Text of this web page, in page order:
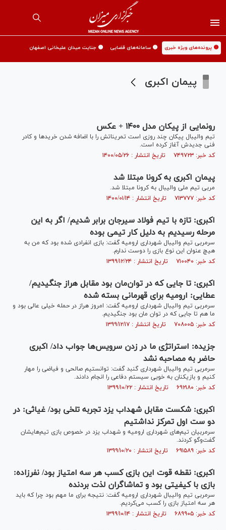
🟡 پرونده‌های ویژه خبری 🟡 سامانه‌های قضایی 🟡 جنایت میدان علیخانی اصفهان
پیمان اکبری
رونمایی از پیکان مدل ۱۴۰۰ + عکس
تیم والیبال پیکان چند روزی است تمریناتش را با اضافه شدن خرید‌ها و کادر
فنی جدیدش آغاز کرده است.
کد خبر: ۷۴۹۷۲۳ تاریخ انتشار : ۱۴۰۰/۰۵/۲۶
پیمان اکبری به کرونا مبتلا شد
مربی تیم ملی والیبال به کرونا مبتلا شد.
کد خبر: ۷۱۳۷۷۷ تاریخ انتشار : ۱۴۰۰/۰۱/۱۴
اکبری: تازه با تیم فولاد سیرجان برابر شدیم/ اگر به این
مرحله رسیدیم به دلیل کار تیمی بوده
سرمربی تیم والیبال شهرداری ارومیه گفت: بازی انفرادی شده بود که من به
هیچ عنوان این نوع بازی را دوست ندارم.
کد خبر: ۷۱۰۰۴۰ تاریخ انتشار : ۱۳۹۹/۱۲/۲۴
اکبری: تا جایی که در توان‌مان بود مقابل هراز جنگیدیم/
عطایی: ارومیه برای قهرمانی بسته شده
سرمربی تیم والیبال شهرداری ارومیه گفت: امروز هراز در حمله خیلی عالی بود و
ما هم تا جایی که در توان مان بود جنگیدیم.
کد خبر: ۷۰۸۰۰۵ تاریخ انتشار : ۱۳۹۹/۱۲/۱۷
جزیده: استراتژی ما در زدن سرویس‌ها جواب داد/ اکبری
حاضر به مصاحبه نشد
سرمربی تیم والیبال شهرداری گنبد گفت: توانستیم صالحی و فیاضی را مهار
کنیم و بازیکنان به خوبی سیستم دفاعی را انجام دادند.
کد خبر: ۶۹۲۱۸۰ تاریخ انتشار : ۱۳۹۹/۱۰/۲۲
اکبری: شکست مقابل شهداب یزد تجربه تلخی بود/ غیاثی: در
دو ست اول تمرکز نداشتیم
سرمربیان تیم‌های شهرداری ارومیه و شهداب یزد در خصوص بازی تیم‌هایشان
گفت‌‌وگو کردند.
کد خبر: ۶۹۱۵۸۹ تاریخ انتشار : ۱۳۹۹/۱۰/۲۰
اکبری: نقطه قوت این بازی کسب هر سه امتیاز بود/ نفرزاده:
بازی با کیفیتی بود و تماشاگران لذت بردنده
سرمربی تیم والیبال شهرداری ارومیه گفت: نتیجه برای ما مهم بود چرا که باید
هر سه امتیاز بازی را کسب می‌کردیم.
کد خبر: ۶۸۹۹۰۵ تاریخ انتشار : ۱۳۹۹/۱۰/۱۴